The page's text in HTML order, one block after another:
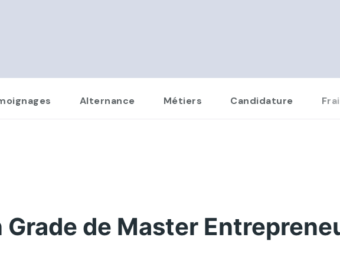
Alternance Métiers Candidature
Grade de Master